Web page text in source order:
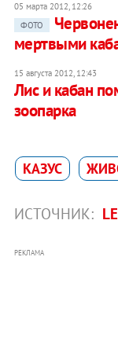
05 марта 2012, 12:26
ФОТО
мертвыми
15 августа 2012, 12:43
Лис и кабан
зоопарка
КАЗУС
ИСТОЧНИК:
РЕКЛАМА